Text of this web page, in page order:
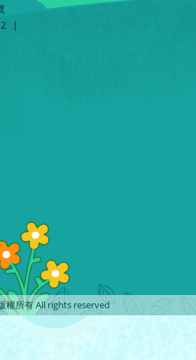
|
權所有 All rights reserved